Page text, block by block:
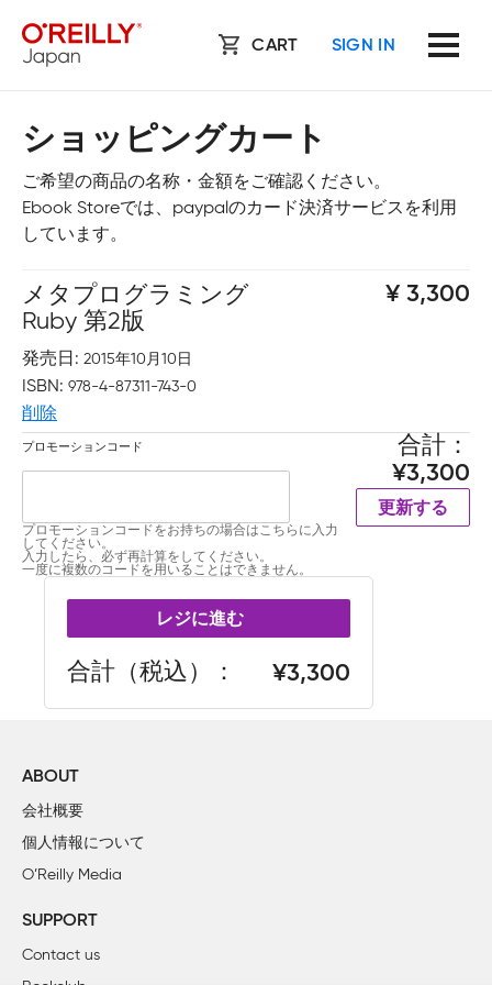
CART SIGN IN
ショッピングカート
ご希望の商品の名称・金額をご確認ください。
Ebook Storeでは、paypalのカード決済サービスを利用
しています。
メタプログラミング
Ruby 第2版
発売日 2015年10月10日
ISBN 978-4-87311-743-0
削除
3,300
プロモーションコード
プロモーションコードをお持ちの場合はこちらに入力
してください。
入力したら、必ず再計算をしてください。
一度に複数のコードを用いることはできません。
合計
3,300
更新する
レジに進む
合計（税込） 3,300
ABOUT
会社概要
個人情報について
O’Reilly Media
SUPPORT
Contact us